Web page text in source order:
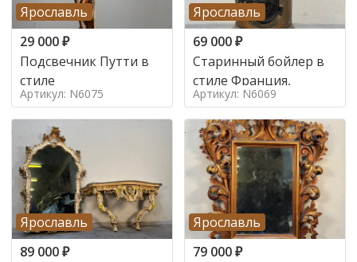
Ярославль
29 000₽
Подсвечник Путти в
стиле
Артикул: N6075
Ярославль
69 000₽
Старинный бойлер в
стиле Франция,
Артикул: N6069
Ярославль
89 000₽
Ярославль
79 000₽